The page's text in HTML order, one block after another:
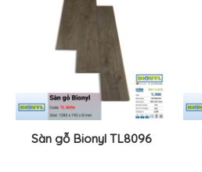
Sàn gỗ Bionyl TL8096